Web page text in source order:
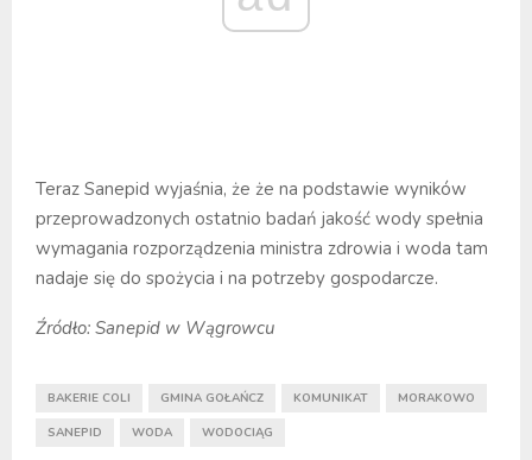
Teraz Sanepid wyjaśnia, że że na podstawie wyników
przeprowadzonych ostatnio badań jakość wody spełnia
wymagania rozporządzenia ministra zdrowia i woda tam
nadaje się do spożycia i na potrzeby gospodarcze.
Źródło: Sanepid w Wągrowcu
BAKERIE COLI GMINA GOŁAŃCZ KOMUNIKAT MORAKOWO
SANEPID WODA WODOCIĄG